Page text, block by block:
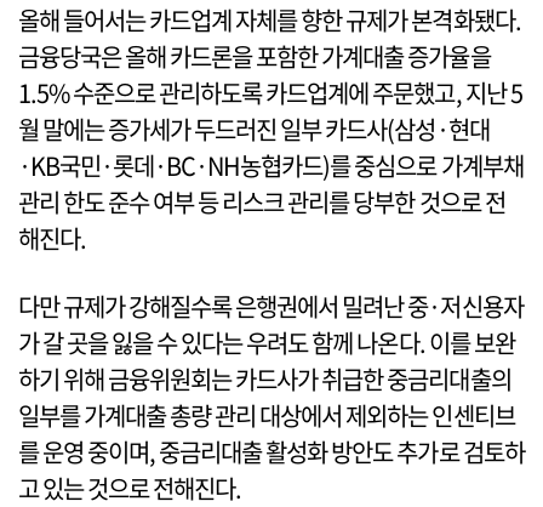
올해 들어서는 카드업계 자체를 향한 규제가 본격화됐다.
금융당국은 올해 카드론을 포함한 가계대출 증가율을
1.5% 수준으로 관리하도록 카드업계에 주문했고, 지난 5
월 말에는 증가세가 두드러진 일부 카드사(삼성·현대
·KB국민·롯데·BC·NH농협카드)를 중심으로 가계부채
관리 한도 준수 여부 등 리스크 관리를 당부한 것으로 전
해진다.
다만 규제가 강해질수록 은행권에서 밀려난 중·저신용자
가 갈 곳을 잃을 수 있다는 우려도 함께 나온다. 이를 보완
하기 위해 금융위원회는 카드사가 취급한 중금리대출의
일부를 가계대출 총량 관리 대상에서 제외하는 인센티브
를 운영 중이며, 중금리대출 활성화 방안도 추가로 검토하
고 있는 것으로 전해진다.